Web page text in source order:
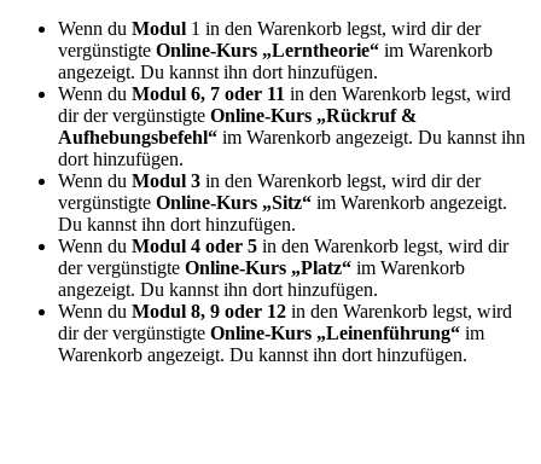
Wenn du Modul 1 in den Warenkorb legst, wird dir der
vergünstigte Online-Kurs „Lerntheorie“ im Warenkorb
angezeigt. Du kannst ihn dort hinzufügen.
Wenn du Modul 6, 7 oder 11 in den Warenkorb legst, wird
dir der vergünstigte Online-Kurs „Rückruf &
Aufhebungsbefehl“ im Warenkorb angezeigt. Du kannst ihn
dort hinzufügen.
Wenn du Modul 3 in den Warenkorb legst, wird dir der
vergünstigte Online-Kurs „Sitz“ im Warenkorb angezeigt.
Du kannst ihn dort hinzufügen.
Wenn du Modul 4 oder 5 in den Warenkorb legst, wird dir
der vergünstigte Online-Kurs „Platz“ im Warenkorb
angezeigt. Du kannst ihn dort hinzufügen.
Wenn du Modul 8, 9 oder 12 in den Warenkorb legst, wird
dir der vergünstigte Online-Kurs „Leinenführung“ im
Warenkorb angezeigt. Du kannst ihn dort hinzufügen.